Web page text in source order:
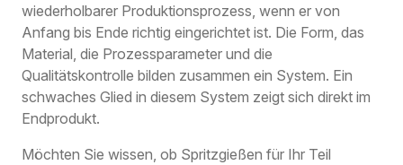
wiederholbarer Produktionsprozess, wenn er von
Anfang bis Ende richtig eingerichtet ist. Die Form, das
Material, die Prozessparameter und die
Qualitätskontrolle bilden zusammen ein System. Ein
schwaches Glied in diesem System zeigt sich direkt im
Endprodukt.
Möchten Sie wissen, ob Spritzgießen für Ihr Teil